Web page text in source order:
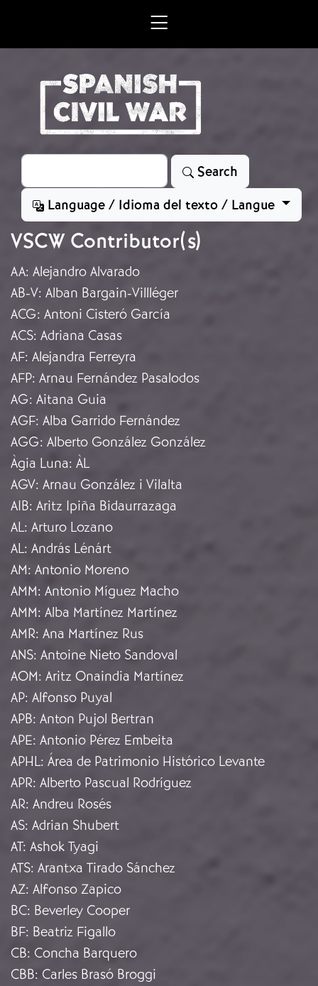
Search
Search
Language / Idioma del texto / Langue
VSCW Contributor(s)
AA: Alejandro Alvarado
AB-V: Alban Bargain-Villléger
ACG: Antoni Cisteró García
ACS: Adriana Casas
AF: Alejandra Ferreyra
AFP: Arnau Fernández Pasalodos
AG: Aitana Guia
AGF: Alba Garrido Fernández
AGG: Alberto González González
Àgia Luna: ÀL
AGV: Arnau González i Vilalta
AIB: Aritz Ipiña Bidaurrazaga
AL: Arturo Lozano
AL: András Lénárt
AM: Antonio Moreno
AMM: Antonio Míguez Macho
AMM: Alba Martínez Martínez
AMR: Ana Martínez Rus
ANS: Antoine Nieto Sandoval
AOM: Aritz Onaindia Martínez
AP: Alfonso Puyal
APB: Anton Pujol Bertran
APE: Antonio Pérez Embeita
APHL: Área de Patrimonio Histórico Levante
APR: Alberto Pascual Rodríguez
AR: Andreu Rosés
AS: Adrian Shubert
AT: Ashok Tyagi
ATS: Arantxa Tirado Sánchez
AZ: Alfonso Zapico
BC: Beverley Cooper
BF: Beatriz Figallo
CB: Concha Barquero
CBB: Carles Brasó Broggi